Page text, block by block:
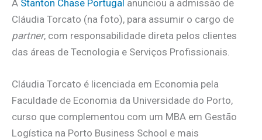
A Stanton Chase Portugal anunciou a admissão de
Cláudia Torcato (na foto), para assumir o cargo de
partner, com responsabilidade direta pelos clientes
das áreas de Tecnologia e Serviços Profissionais.
Cláudia Torcato é licenciada em Economia pela
Faculdade de Economia da Universidade do Porto,
curso que complementou com um MBA em Gestão
Logística na Porto Business School e mais